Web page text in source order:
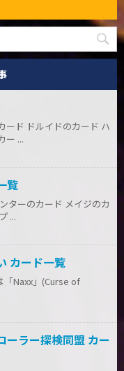
ード ドルイドのカード ハ
ー ...
覧
ターのカード メイジのカ
...
カード一覧
「Naxx」(Curse of
ーラー探検同盟 カー